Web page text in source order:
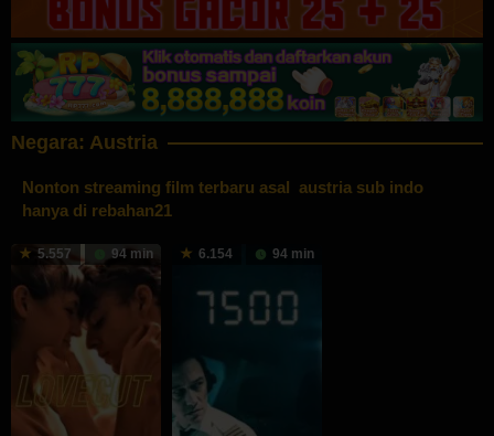
Negara: Austria
Nonton streaming film terbaru asal austria sub indo
hanya di rebahan21
5.557 94 min 6.154 94 min